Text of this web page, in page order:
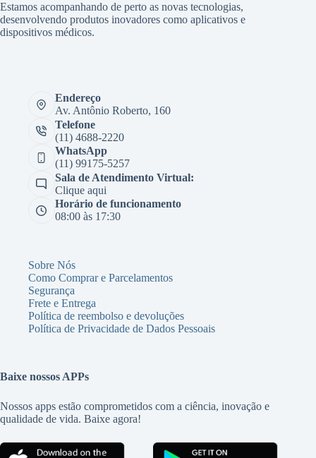
Estamos acompanhando de perto as novas tecnologias,
desenvolvendo produtos inovadores como aplicativos e
dispositivos médicos.
Endereço
Av. Antônio Roberto, 160
Telefone
(11) 4688-2220
WhatsApp
(11) 99175-5257
Sala de Atendimento Virtual:
Clique aqui
Horário de funcionamento
08:00 às 17:30
Sobre Nós
Como Comprar e Parcelamentos
Segurança
Frete e Entrega
Política de reembolso e devoluções
Política de Privacidade de Dados Pessoais
Baixe nossos APPs
Nossos apps estão comprometidos com a ciência, inovação e
qualidade de vida. Baixe agora!